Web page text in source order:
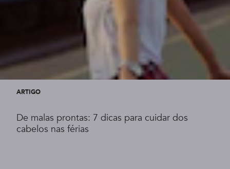
ARTIGO
De malas prontas: 7 dicas para cuidar dos
cabelos nas férias